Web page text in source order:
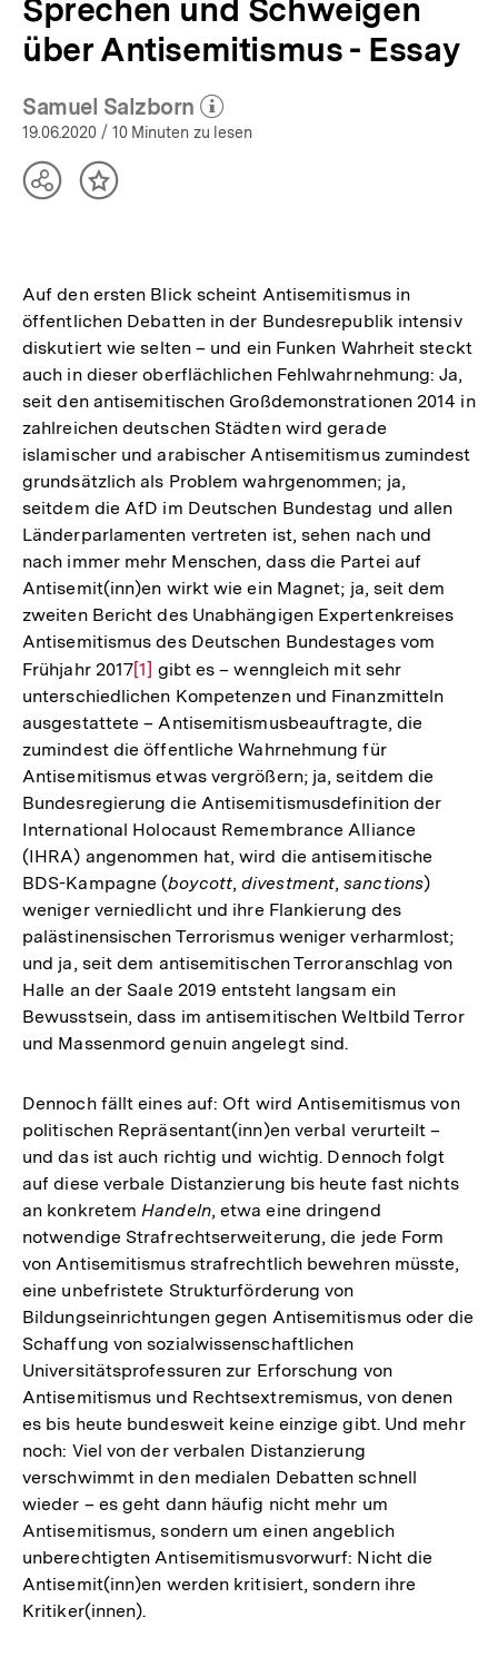
Sprechen und Schweigen
über Antisemitismus - Essay
Samuel Salzborn
(Mehr zum Autor)
öffnen
19.06.2020 / 10 Minuten zu lesen
TeilenInhalt
Auf den ersten Blick scheint Antisemitismus in
öffentlichen Debatten in der Bundesrepublik intensiv
diskutiert wie selten – und ein Funken Wahrheit steckt
auch in dieser oberflächlichen Fehlwahrnehmung: Ja,
seit den antisemitischen Großdemonstrationen 2014 in
zahlreichen deutschen Städten wird gerade
islamischer und arabischer Antisemitismus zumindest
grundsätzlich als Problem wahrgenommen; ja,
seitdem die AfD im Deutschen Bundestag und allen
Länderparlamenten vertreten ist, sehen nach und
nach immer mehr Menschen, dass die Partei auf
Antisemit(inn)en wirkt wie ein Magnet; ja, seit dem
zweiten Bericht des Unabhängigen Expertenkreises
Antisemitismus des Deutschen Bundestages vom
Frühjahr 2017Zur
Auflösung
der
Fußnote
[1] gibt es – wenngleich mit sehr
unterschiedlichen Kompetenzen und Finanzmitteln
ausgestattete – Antisemitismusbeauftragte, die
zumindest die öffentliche Wahrnehmung für
Antisemitismus etwas vergrößern; ja, seitdem die
Bundesregierung die Antisemitismusdefinition der
International Holocaust Remembrance Alliance
(IHRA) angenommen hat, wird die antisemitische
BDS-Kampagne (boycott,divestment,sanctions)
weniger verniedlicht und ihre Flankierung des
palästinensischen Terrorismus weniger verharmlost;
und ja, seit dem antisemitischen Terroranschlag von
Halle an der Saale 2019 entsteht langsam ein
Bewusstsein, dass im antisemitischen Weltbild Terror
und Massenmord genuin angelegt sind.
Dennoch fällt eines auf: Oft wird Antisemitismus von
politischen Repräsentant(inn)en verbal verurteilt –
und das ist auch richtig und wichtig. Dennoch folgt
auf diese verbale Distanzierung bis heute fast nichts
an konkretem Handeln, etwa eine dringend
notwendige Strafrechtserweiterung, die jede Form
von Antisemitismus strafrechtlich bewehren müsste,
eine unbefristete Strukturförderung von
Bildungseinrichtungen gegen Antisemitismus oder die
Schaffung von sozialwissenschaftlichen
Universitätsprofessuren zur Erforschung von
Antisemitismus und Rechtsextremismus, von denen
es bis heute bundesweit keine einzige gibt. Und mehr
noch: Viel von der verbalen Distanzierung
verschwimmt in den medialen Debatten schnell
wieder – es geht dann häufig nicht mehr um
Antisemitismus, sondern um einen angeblich
unberechtigten Antisemitismusvorwurf: Nicht die
Antisemit(inn)en werden kritisiert, sondern ihre
Kritiker(innen).